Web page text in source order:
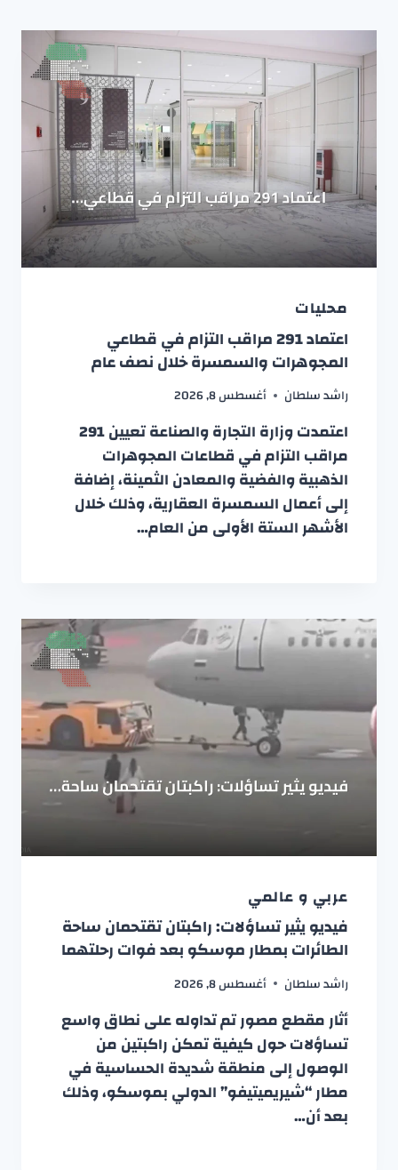
محليات
اعتماد 291 مراقب التزام في قطاعي
المجوهرات والسمسرة خلال نصف عام
راشد سلطان أغسطس 8, 2026
اعتمدت وزارة التجارة والصناعة تعيين 291
مراقب التزام في قطاعات المجوهرات
الذهبية والفضية والمعادن الثمينة، إضافة
إلى أعمال السمسرة العقارية، وذلك خلال
الأشهر الستة الأولى من العام…
عربي و عالمي
فيديو يثير تساؤلات: راكبتان تقتحمان ساحة
الطائرات بمطار موسكو بعد فوات رحلتهما
راشد سلطان أغسطس 8, 2026
أثار مقطع مصور تم تداوله على نطاق واسع
تساؤلات حول كيفية تمكن راكبتين من
الوصول إلى منطقة شديدة الحساسية في
مطار “شيريميتيفو” الدولي بموسكو، وذلك
بعد أن…